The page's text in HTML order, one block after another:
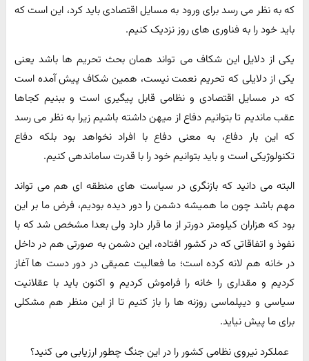
که به نظر می رسد برای ورود به مسایل اقتصادی باید کرد، این است که
باید خود را به فناوری های روز نزدیک کنیم.
یکی از دلایل این شکاف می تواند همان بحث تحریم ها باشد یعنی
یکی از دلایلی که تحریم نعمت نیست، همین شکاف پیش آمده است
که در مسایل اقتصادی و نظامی قابل پیگیری است و ببنیم کجاها
عقب ماندیم تا بتوانیم دفاع از میهن داشته باشیم زیرا به نظر می رسد
که این بار دفاع، به معنی دفاع با افراد نخواهد بود بلکه دفاع
تکنولوژیکی است و باید بتوانیم خود را با قدرت ساماندهی کنیم.
البته می دانید که بازنگری در سیاست های منطقه ای هم می تواند
مهم باشد چون ما همیشه دشمن را دور دیده بودیم، فرض ما بر این
بود که هزاران کیلومتر دورتر از ما قرار دارد ولی بعدا مشخص شد که با
نفوذ و اتفاقاتی که در کشور افتاده، این دشمن به صورتی هم در داخل
در خانه هم لانه کرده است؛ ما فعالیت عمیقی در دور دست ها آغاز
کردیم و مقداری را خانه را فراموش کردیم و اکنون باید با عقلانیت
سیاسی و دیپلماسی روزنه ها را باز کنیم تا از این منظر هم مشکلی
برای ما پیش نیاید.
عملکرد نیروی نظامی کشور را در این جنگ چطور ارزیابی می کنید؟